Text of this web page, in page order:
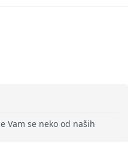
Vam se neko od naših